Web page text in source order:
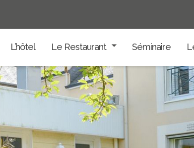
L’hôtel Le Restaurant Séminaire